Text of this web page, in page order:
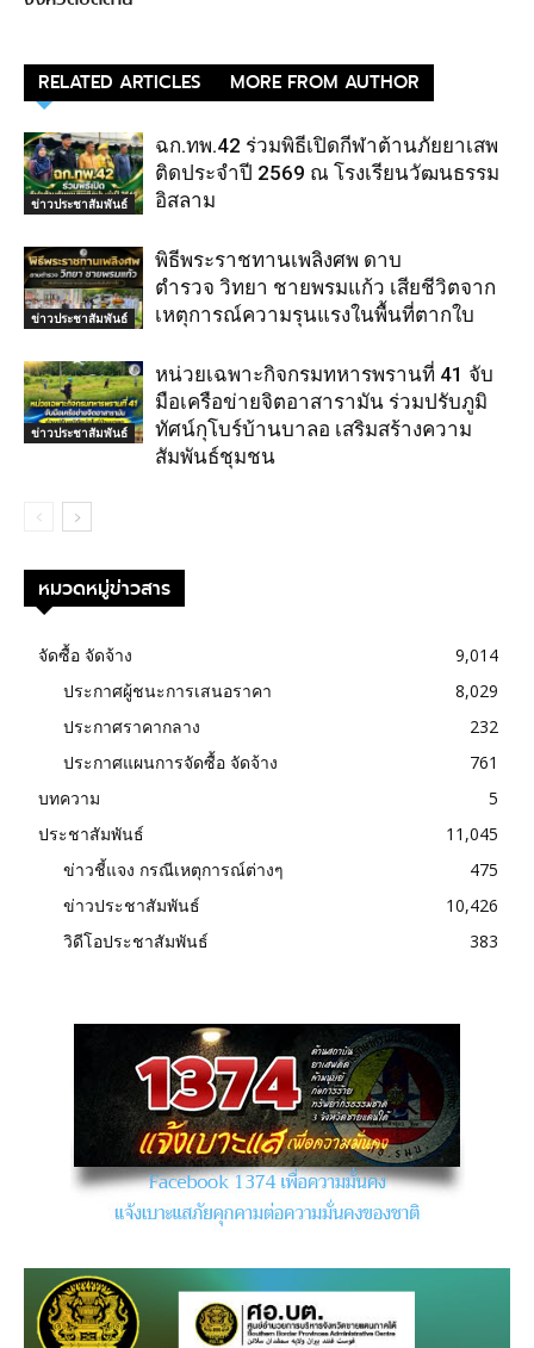
RELATED ARTICLES MORE FROM AUTHOR
ข่าวประชาสัมพันธ์
ฉก.ทพ.42 ร่วมพิธีเปิดกีฬาต้านภัยยาเสพ
ติดประจำปี 2569 ณ โรงเรียนวัฒนธรรม
อิสลาม
ข่าวประชาสัมพันธ์
พิธีพระราชทานเพลิงศพ ดาบ
ตำรวจ วิทยา ชายพรมแก้ว เสียชีวิตจาก
เหตุการณ์ความรุนแรงในพื้นที่ตากใบ
ข่าวประชาสัมพันธ์
หน่วยเฉพาะกิจกรมทหารพรานที่ 41 จับ
มือเครือข่ายจิตอาสารามัน ร่วมปรับภูมิ
ทัศน์กุโบร์บ้านบาลอ เสริมสร้างความ
สัมพันธ์ชุมชน
หมวดหมู่ข่าวสาร
จัดซื้อ จัดจ้าง
9,014
ประกาศผู้ชนะการเสนอราคา
8,029
ประกาศราคากลาง
232
ประกาศแผนการจัดซื้อ จัดจ้าง
761
บทความ
5
ประชาสัมพันธ์
11,045
ข่าวชี้แจง กรณีเหตุการณ์ต่างๆ
475
ข่าวประชาสัมพันธ์
10,426
วิดีโอประชาสัมพันธ์
383